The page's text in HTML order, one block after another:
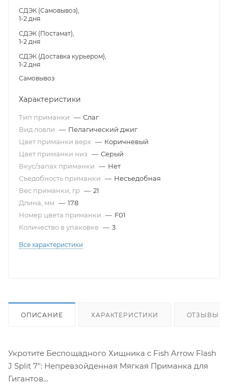
СДЭК (Самовывоз),
1-2 дня
СДЭК (Постамат),
1-2 дня
СДЭК (Доставка курьером),
1-2 дня
Самовывоз
Характеристики
Тип приманки — Слаг
Вид ловли — Пелагический джиг
Цвет приманки верх — Коричневый
Цвет приманки низ — Серый
Вкус/запах приманки — Нет
Съедобность приманки — Несъедобная
Вес приманки, гр — 21
Длина, мм — 178
Номер цвета приманки — F01
Количество в упаковке — 3
Все характеристики
ОПИСАНИЕ ХАРАКТЕРИСТИКИ ОТЗЫВЫ
Укротите Беспощадного Хищника с Fish Arrow Flash
J Split 7": Непревзойденная Мягкая Приманка для
Гигантов